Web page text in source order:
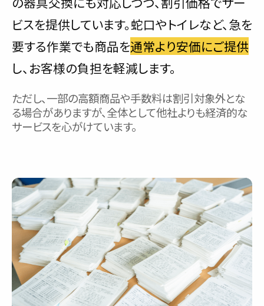
ビスを提供しています。蛇口やトイレなど、急を
要する作業でも商品を通常より安価にご提供
し、お客様の負担を軽減します。
ただし、一部の高額商品や手数料は割引対象外とな
る場合がありますが、全体として他社よりも経済的な
サービスを心がけています。